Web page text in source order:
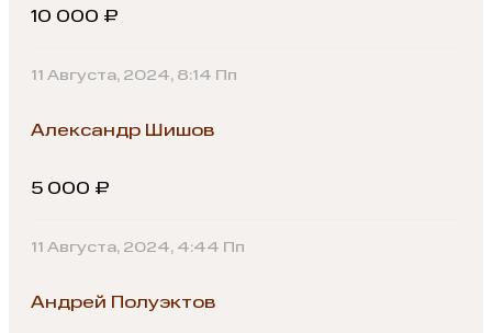
10 000 ₽
11 Августа, 2024, 8:14 Пп
Александр Шишов
5 000 ₽
11 Августа, 2024, 4:44 Пп
Андрей Полуэктов